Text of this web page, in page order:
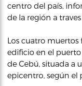
centro del país,
de la región a
Los cuatro
edificio en el
de Cebú, situada a
epicentro, según el